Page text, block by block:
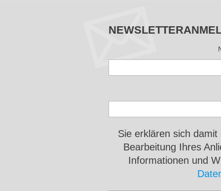
Sie erklären sich
Bearbeitung Ihres
Informationen und